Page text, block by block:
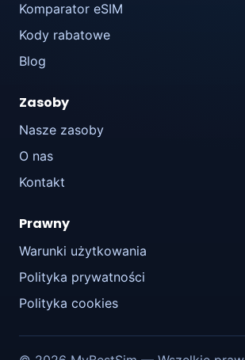
Komparator eSIM
Kody rabatowe
Blog
Zasoby
Nasze zasoby
O nas
Kontakt
Prawny
Warunki użytkowania
Polityka prywatności
Polityka cookies